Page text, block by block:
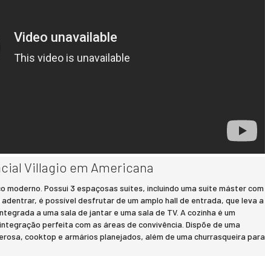
Villagio em Americana
Possui 3 espaçosas suítes, incluindo uma suíte máster com
é possível desfrutar de um amplo hall de entrada, que leva a
a uma sala de jantar e uma sala de TV. A cozinha é um
perfeita com as áreas de convivência. Dispõe de uma
cooktop e armários planejados, além de uma churrasqueira para